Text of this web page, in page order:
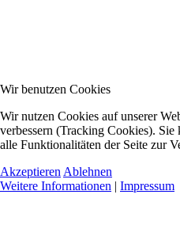
Wir benutzen Cookies
Wir nutzen Cookies auf unserer
verbessern (Tracking Cookies).
alle Funktionalitäten der Seite zur
Akzeptieren Ablehnen
Weitere Informationen | Impressum